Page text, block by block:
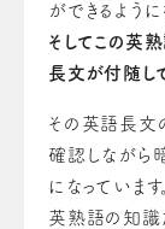
ができるように
そしてこの英
長文が付随し
その英語長文
確認しながら
になっています。
英熟語の知識